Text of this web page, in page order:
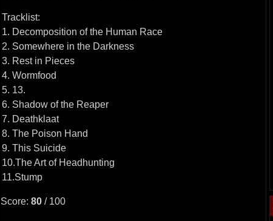
Tracklist:
1. Decomposition of the Human Race
2. Somewhere in the Darkness
3. Rest in Pieces
4. Wormfood
5. 13.
6. Shadow of the Reaper
7. Deathklaat
8. The Poison Hand
9. This Suicide
10.The Art of Headhunting
11.Stump
Score: 80/ 100